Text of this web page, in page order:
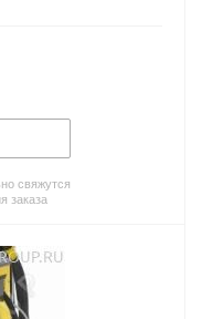
свяжутся
заказа